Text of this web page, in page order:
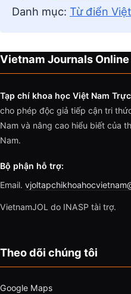
Danh mục: Từ điển
Vietnam Journals Online
Tạp chí khoa học Việt Nam
cho phép độc giả tiếp cận tri
Nam và nâng cao hiểu biết của
Nam.
Bộ phận hỗ trợ:
Email.
VietnamJOL do INASP tài trợ.
Theo dõi chúng tôi
Google Maps